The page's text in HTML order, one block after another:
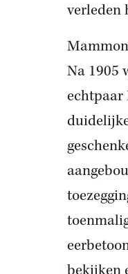
verleden
Mammon
Na 1905
echtpaar